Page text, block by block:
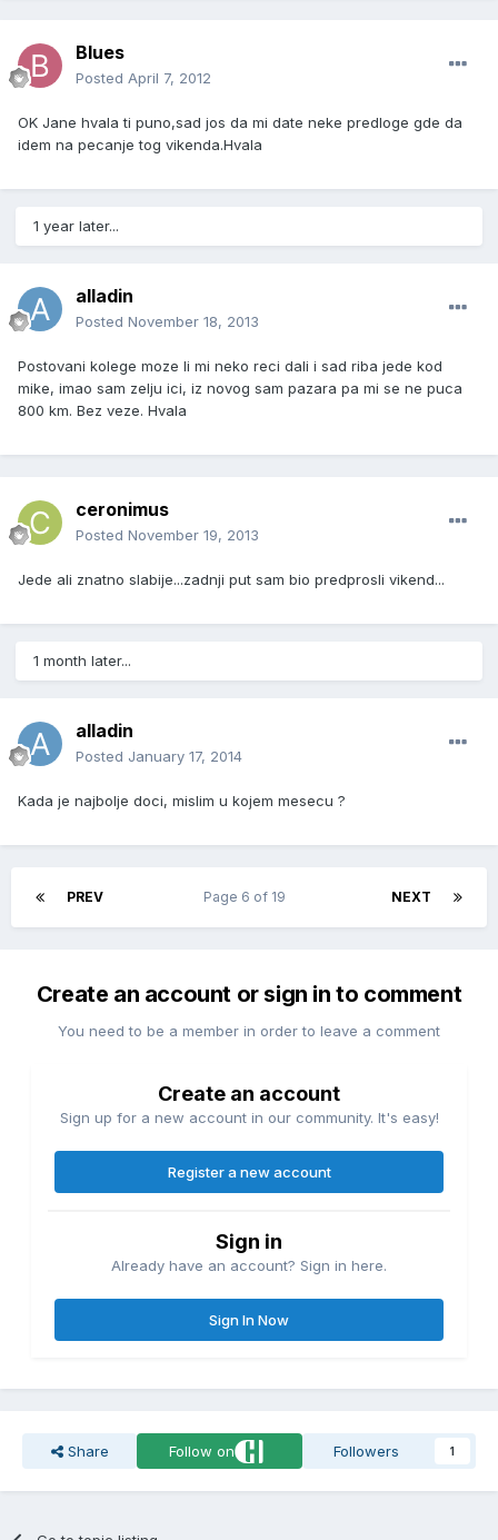
Blues
Posted April 7, 2012
OK Jane hvala ti puno,sad jos da mi date neke predloge gde da
idem na pecanje tog vikenda.Hvala
1 year later...
alladin
Posted November 18, 2013
Postovani kolege moze li mi neko reci dali i sad riba jede kod
mike, imao sam zelju ici, iz novog sam pazara pa mi se ne puca
800 km. Bez veze. Hvala
ceronimus
Posted November 19, 2013
Jede ali znatno slabije...zadnji put sam bio predprosli vikend...
1 month later...
alladin
Posted January 17, 2014
Kada je najbolje doci, mislim u kojem mesecu ?
PREV NEXT
Page 6 of 19
Create an account or sign in to comment
You need to be a member in order to leave a comment
Create an account
Sign up for a new account in our community. It's easy!
Register a new account
Sign in
Already have an account? Sign in here.
Sign In Now
Share Follow on Followers 1